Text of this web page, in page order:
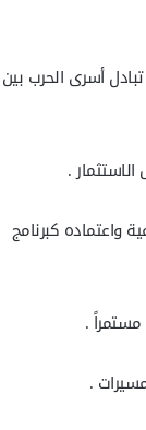
أسرى الحرب بين
.
واعتماده كبرنامج
.
.